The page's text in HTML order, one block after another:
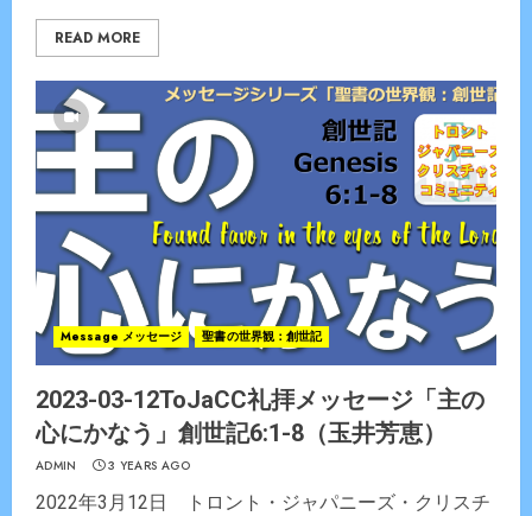
READ MORE
Message メッセージ 聖書の世界観：創世記
2023-03-12ToJaCC礼拝メッセージ「主の
心にかなう」創世記6:1-8（玉井芳恵）
ADMIN 3 YEARS AGO
2022年3月12日 トロント・ジャパニーズ・クリスチ